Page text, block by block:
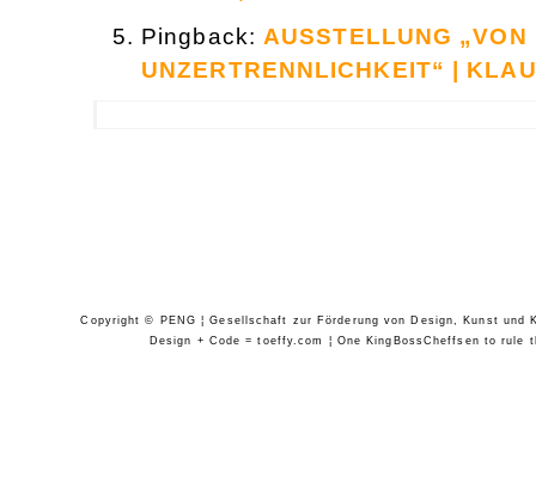
Pingback: AUSSTELLUNG
UNZERTRENNLICHKEIT“ |
Copyright © PENG ¦ Gesellschaft zur Förderung von Design, Kunst und
Design + Code = toeffy.com ¦ One KingBossCheffsen to